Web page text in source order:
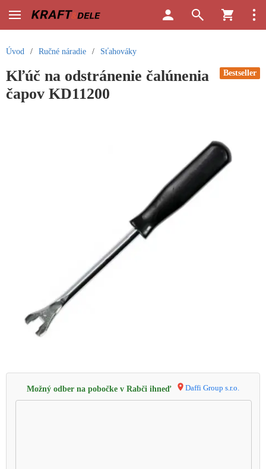
Úvod / Ručné náradie / Sťahováky
Bestseller
Kľúč na odstránenie čalúnenia
čapov KD11200
Možný odber na pobočke v Rabči ihneď Daffi Group s.r.o.